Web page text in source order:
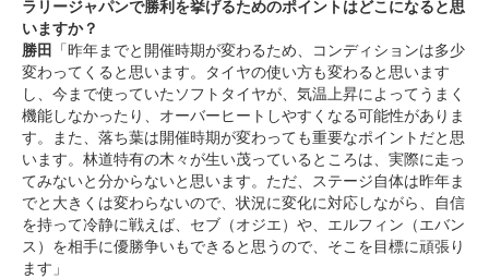
ラリージャパンで勝利を挙げるためのポイントはどこになると思
いますか？
勝田 「昨年までと開催時期が変わるため、コンディションは多少
変わってくると思います。タイヤの使い方も変わると思います
し、今まで使っていたソフトタイヤが、気温上昇によってうまく
機能しなかったり、オーバーヒートしやすくなる可能性がありま
す。また、落ち葉は開催時期が変わっても重要なポイントだと思
います。林道特有の木々が生い茂っているところは、実際に走っ
てみないと分からないと思います。ただ、ステージ自体は昨年ま
でと大きくは変わらないので、状況に変化に対応しながら、自信
を持って冷静に戦えば、セブ（オジエ）や、エルフィン（エバン
ス）を相手に優勝争いもできると思うので、そこを目標に頑張り
ます」